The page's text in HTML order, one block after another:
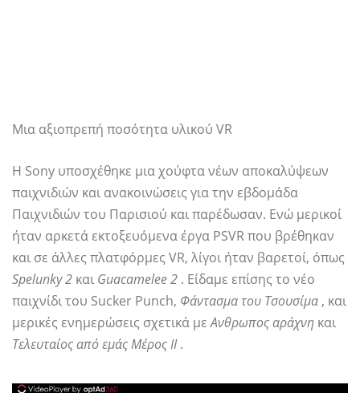
Μια αξιοπρεπή ποσότητα υλικού VR
Η Sony υποσχέθηκε μια χούφτα νέων αποκαλύψεων
παιχνιδιών και ανακοινώσεις για την εβδομάδα
Παιχνιδιών του Παρισιού και παρέδωσαν. Ενώ μερικοί
ήταν αρκετά εκτοξευόμενα έργα PSVR που βρέθηκαν
και σε άλλες πλατφόρμες VR, λίγοι ήταν βαρετοί, όπως
Spelunky 2 και Guacamelee 2 . Είδαμε επίσης το νέο
παιχνίδι του Sucker Punch, Φάντασμα του Τσουσίμα , και
μερικές ενημερώσεις σχετικά μεΑνθρωπος αράχνη και
Τελευταίος από εμάς Μέρος ΙΙ.